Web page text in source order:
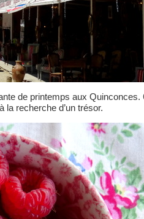
de printemps aux Quinconces.
la recherche d’un trésor.